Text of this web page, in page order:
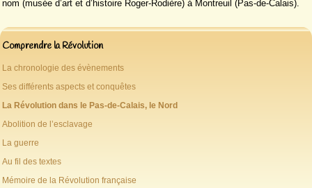
nom (musée d’art et d’histoire Roger-Rodière) à Montreuil (Pas-de-Calais).
Comprendre la Révolution
La chronologie des évènements
Ses différents aspects et conquêtes
La Révolution dans le Pas-de-Calais, le Nord
Abolition de l’esclavage
La guerre
Au fil des textes
Mémoire de la Révolution française